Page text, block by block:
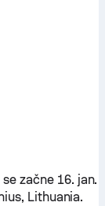
se začne 16. jan.
Lithuania.